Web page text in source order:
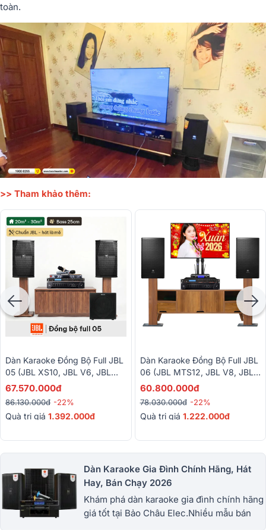
toàn.
>> Tham khảo thêm:
Dàn Karaoke Đồng Bộ Full JBL
05 (JBL XS10, JBL V6, JBL
VX9, Alto TX12S, BBS-S290D)
67.570.000đ
86.130.000đ -22%
Quà trị giá 1.392.000đ
Dàn Karaoke Đồng Bộ Full JBL
06 (JBL MTS12, JBL V8, JBL
VX9, JBL VM300)
60.800.000đ
78.030.000đ -22%
Quà trị giá 1.222.000đ
Dàn Karaoke Gia Đình Chính Hãng, Hát
Hay, Bán Chạy 2026
Khám phá dàn karaoke gia đình chính hãng
giá tốt tại Bảo Châu Elec.Nhiều mẫu bán